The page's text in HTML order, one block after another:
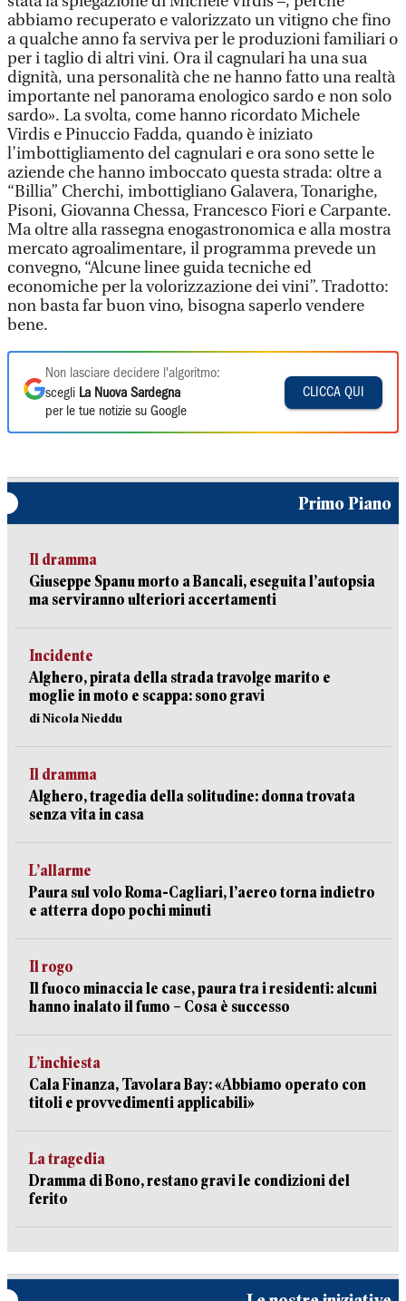
abbiamo recuperato e valorizzato un vitigno che fino
a qualche anno fa serviva per le produzioni familiari o
per i taglio di altri vini. Ora il cagnulari ha una sua
dignità, una personalità che ne hanno fatto una realtà
importante nel panorama enologico sardo e non solo
sardo». La svolta, come hanno ricordato Michele
Virdis e Pinuccio Fadda, quando è iniziato
l’imbottigliamento del cagnulari e ora sono sette le
aziende che hanno imboccato questa strada: oltre a
“Billia” Cherchi, imbottigliano Galavera, Tonarighe,
Pisoni, Giovanna Chessa, Francesco Fiori e Carpante.
Ma oltre alla rassegna enogastronomica e alla mostra
mercato agroalimentare, il programma prevede un
convegno, “Alcune linee guida tecniche ed
economiche per la volorizzazione dei vini”. Tradotto:
non basta far buon vino, bisogna saperlo vendere
bene.
Non lasciare decidere l'algoritmo:
scegli La Nuova Sardegna
per le tue notizie su Google
CLICCA QUI
Primo Piano
Il dramma
Giuseppe Spanu morto a Bancali, eseguita l’autopsia
ma serviranno ulteriori accertamenti
Incidente
Alghero, pirata della strada travolge marito e
moglie in moto e scappa: sono gravi
di Nicola Nieddu
Il dramma
Alghero, tragedia della solitudine: donna trovata
senza vita in casa
L’allarme
Paura sul volo Roma-Cagliari, l’aereo torna indietro
e atterra dopo pochi minuti
Il rogo
Il fuoco minaccia le case, paura tra i residenti: alcuni
hanno inalato il fumo – Cosa è successo
L’inchiesta
Cala Finanza, Tavolara Bay: «Abbiamo operato con
titoli e provvedimenti applicabili»
La tragedia
Dramma di Bono, restano gravi le condizioni del
ferito